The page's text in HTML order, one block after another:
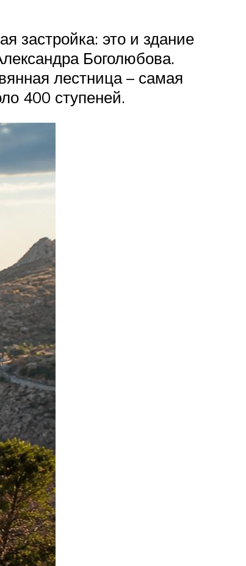
застройка: это и здание
Боголюбова.
лестница – самая
400 ступеней.